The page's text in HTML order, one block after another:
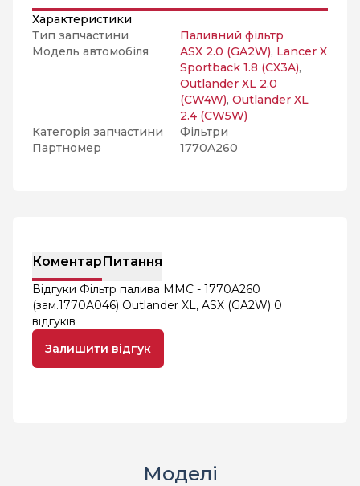
Характеристики
Тип запчастини
Паливний фільтр
Модель автомобіля
ASX 2.0 (GA2W), Lancer X
Sportback 1.8 (CX3A),
Outlander XL 2.0
(CW4W), Outlander XL
2.4 (CW5W)
Категорія запчастини
Фільтри
Партномер
1770A260
КоментарПитання
Відгуки Фільтр палива MMC - 1770A260
(зам.1770A046) Outlander XL, ASX (GA2W) 0
відгуків
Залишити відгук
Моделі